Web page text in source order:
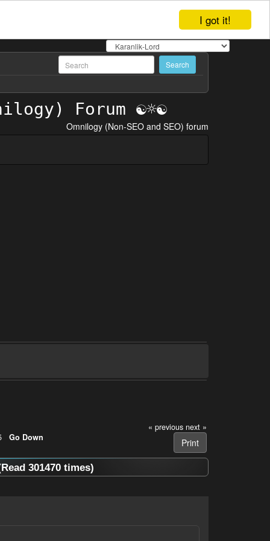
I got it!
Omnilogy (Non-SEO and SEO) forum
« previous next »
Print
Go Down
301470 times)